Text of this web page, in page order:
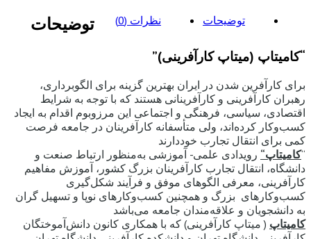
توضیحات
نظرات (0) توضیحات
“کامیتاپ (میتاپ کارآفرینی)”
برای کارآفرین شدن در ایران بهترین گزینه برای الگوبرداری،
رهبران کارآفرینی و کارآفرینانی هستند که با توجه به شرایط
اقتصادی، سیاسی، فرهنگی و اجتماعی این مرزوبوم اقدام به ایجاد
کسب‌وکار کرده‌اند، ولی متأسفانه کارآفرینان در جامعه فرصت
کمی برای انتقال تجارب خوددارند
“کامیتاپ“ رویدادی علمی- آموزشی به‌منظور ارتباط صنعت و
دانشگاه، انتقال تجارب کارآفرینان بزرگ کشور، آموزش مفاهیم
کارآفرینی، معرفی الگوهای موفق و فرآیند شکل‌گیری
کسب‌وکارهای بزرگ و همچنین کسب‌وکارهای نوپا و تسهیل گران
به دانشجویان و علاقه‌مندان جامعه می‌باشد
کامیتاپ ( میتاپ کارآفرینی) که با همکاری کانون دانش‌آموختگان